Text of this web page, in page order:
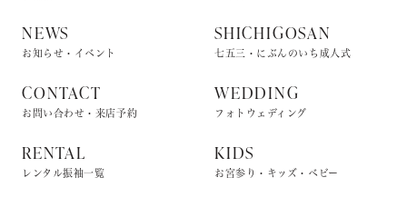
NEWS
お知らせ・イベント
CONTACT
お問い合わせ・来店予約
RENTAL
レンタル振袖一覧
SHICHIGOSAN
七五三・にぶんのいち成人式
WEDDING
フォトウェディング
KIDS
お宮参り・キッズ・ベビー